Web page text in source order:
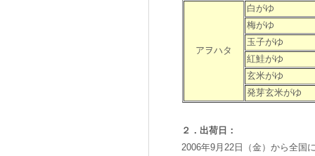
アヲハタ
白がゆ
梅がゆ
玉子がゆ
紅鮭がゆ
玄米がゆ
発芽玄米がゆ
２．出荷日：
2006年9月22日（金）から全国